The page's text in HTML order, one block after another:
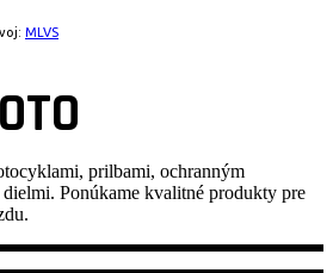
MLVS
prilbami, ochranným
Ponúkame kvalitné produkty pre